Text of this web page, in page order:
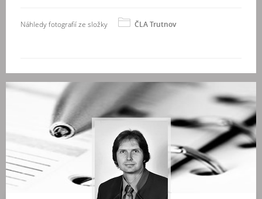
Náhledy fotografií ze složky ČLA Trutnov